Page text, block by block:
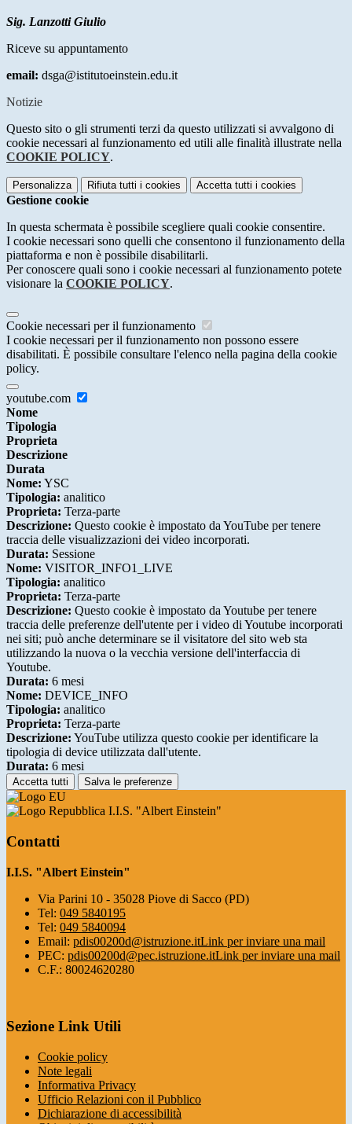
Sig. Lanzotti Giulio
Riceve su appuntamento
email: dsga@istitutoeinstein.edu.it
Notizie
Questo sito o gli strumenti terzi da questo utilizzati si avvalgono di
cookie necessari al funzionamento ed utili alle finalità illustrate nella
COOKIE POLICY.
Personalizza Rifiuta tutti i cookies Accetta tutti i cookies
Gestione cookie
In questa schermata è possibile scegliere quali cookie consentire.
I cookie necessari sono quelli che consentono il funzionamento della
piattaforma e non è possibile disabilitarli.
Per conoscere quali sono i cookie necessari al funzionamento potete
visionare la COOKIE POLICY.
Cookie necessari per il funzionamento
I cookie necessari per il funzionamento non possono essere
disabilitati. È possibile consultare l'elenco nella pagina della cookie
policy.
youtube.com
Nome
Tipologia
Proprieta
Descrizione
Durata
Nome: YSC
Tipologia: analitico
Proprieta: Terza-parte
Descrizione: Questo cookie è impostato da YouTube per tenere
traccia delle visualizzazioni dei video incorporati.
Durata: Sessione
Nome: VISITOR_INFO1_LIVE
Tipologia: analitico
Proprieta: Terza-parte
Descrizione: Questo cookie è impostato da Youtube per tenere
traccia delle preferenze dell'utente per i video di Youtube incorporati
nei siti; può anche determinare se il visitatore del sito web sta
utilizzando la nuova o la vecchia versione dell'interfaccia di
Youtube.
Durata: 6 mesi
Nome: DEVICE_INFO
Tipologia: analitico
Proprieta: Terza-parte
Descrizione: YouTube utilizza questo cookie per identificare la
tipologia di device utilizzata dall'utente.
Durata: 6 mesi
Accetta tutti Salva le preferenze
I.I.S. "Albert Einstein"
Contatti
I.I.S. "Albert Einstein"
Via Parini 10 - 35028 Piove di Sacco (PD)
Tel: 049 5840195
Tel: 049 5840094
Email: pdis00200d@istruzione.itLink per inviare una mail
PEC: pdis00200d@pec.istruzione.itLink per inviare una mail
C.F.: 80024620280
Sezione Link Utili
Cookie policy
Note legali
Informativa Privacy
Ufficio Relazioni con il Pubblico
Dichiarazione di accessibilità